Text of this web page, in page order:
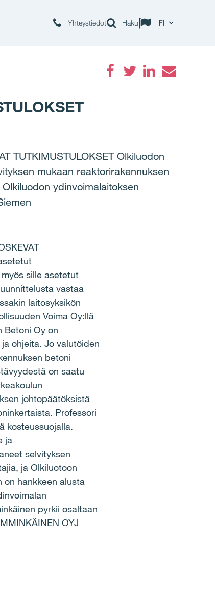
Yhteystiedot Haku FI
TUTKIMUSTULOKSET Olkiluodon
mukaan reaktorirakennuksen
ydinvoimalaitoksen
sille asetetut
vastaa
laitosyksikön
Voima Oy:llä
Betoni Oy on
ohjeita. Jo valutöiden
betoni
on saatu
johtopäätöksistä
Professori
kosteussuojalla.
ja
selvityksen
ja Olkiluotoon
on hankkeen alusta
pyrkii osaltaan
OYJ